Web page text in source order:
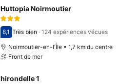
Huttopia Noirmoutier
Avec une note de 8,1
8,1 Très bien · 124 expériences vécues
Noirmoutier-en-l'Île • 1,7 km du centre
Front de mer
hirondelle 1